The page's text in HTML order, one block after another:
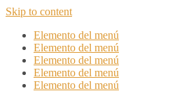
Skip to content
Elemento del menú
Elemento del menú
Elemento del menú
Elemento del menú
Elemento del menú